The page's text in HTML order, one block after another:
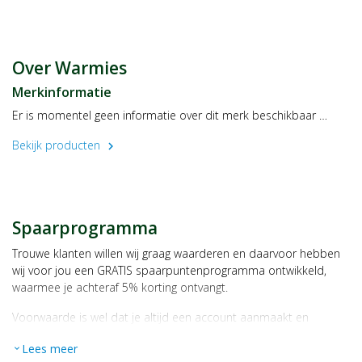
Nooit langer verwarmen dan aangegeven tijd.
Over Warmies
Merkinformatie
Er is momentel geen informatie over dit merk beschikbaar …
Bekijk producten
chevron_right
Spaarprogramma
Trouwe klanten willen wij graag waarderen en daarvoor hebben
wij voor jou een GRATIS spaarpuntenprogramma ontwikkeld,
waarmee je achteraf 5% korting ontvangt.
Voorwaarde is wel dat je altijd een account aanmaakt en
Bij iedere bestelling ontvang je per bestede euro 1 spaarpunt,
expand_more Lees meer